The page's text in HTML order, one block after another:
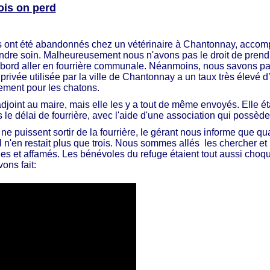
on perd
été abandonnés chez un vétérinaire à Chantonnay,
soin. Malheureusement nous n'avons pas le droit de
aller en fourrière communale. Néanmoins, nous savons
utilisée par la ville de Chantonnay a un taux très élevé
pour les chatons.
au maire, mais elle les y a tout de même envoyés. Elle
le délai de fourrière, avec l'aide d'une association qui
puissent sortir de la fourrière, le gérant nous informe que
restait plus que trois. Nous sommes allés les chercher
et affamés. Les bénévoles du refuge étaient tout aussi
fait: